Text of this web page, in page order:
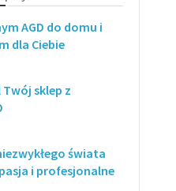
AGD do domu i
dla Ciebie
sklep z
świata
i profesjonalne